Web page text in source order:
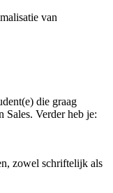
van
die graag
Verder heb je:
zowel schriftelijk als